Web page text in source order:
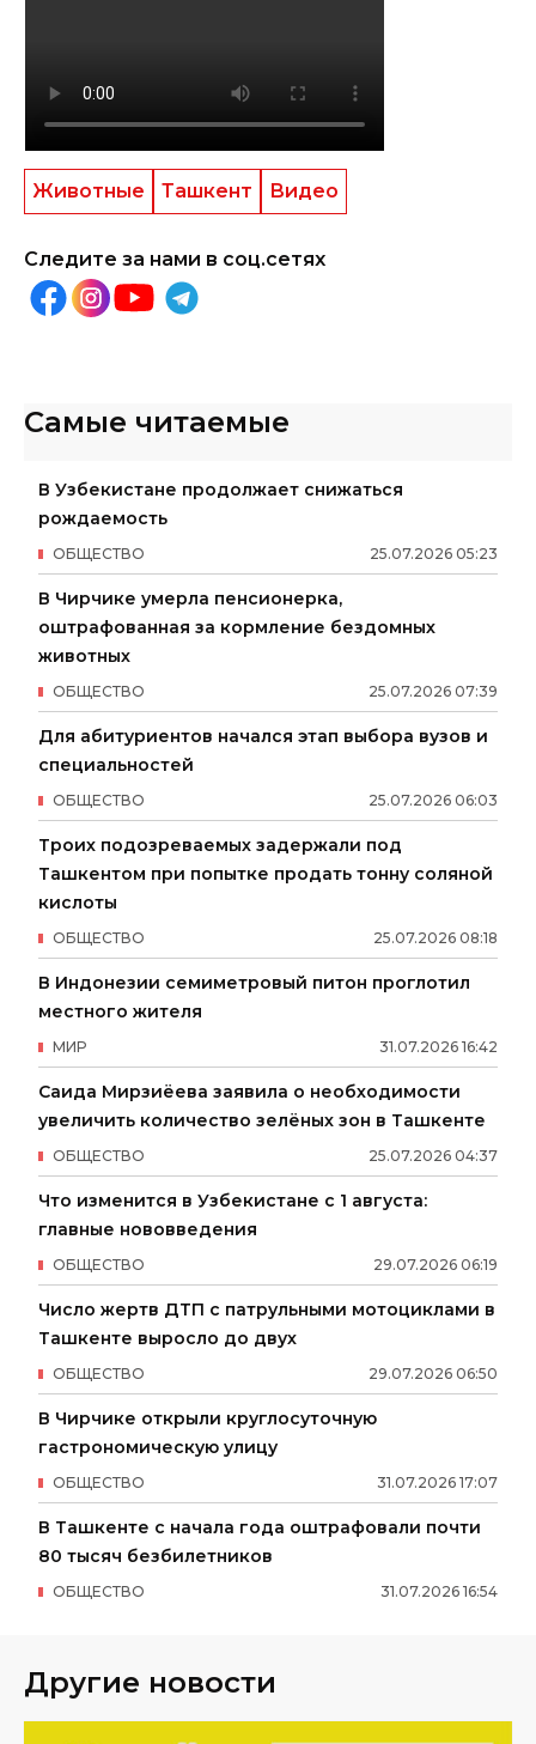
Животные Ташкент Видео
Следите за нами в соц.сетях
Самые читаемые
В Узбекистане продолжает снижаться
рождаемость
25.07.2026 05:23
ОБЩЕСТВО
В Чирчике умерла пенсионерка,
оштрафованная за кормление бездомных
животных
25.07.2026 07:39
ОБЩЕСТВО
Для абитуриентов начался этап выбора вузов и
специальностей
25.07.2026 06:03
ОБЩЕСТВО
Троих подозреваемых задержали под
Ташкентом при попытке продать тонну соляной
кислоты
25.07.2026 08:18
ОБЩЕСТВО
В Индонезии семиметровый питон проглотил
местного жителя
31.07.2026 16:42
МИР
Саида Мирзиёева заявила о необходимости
увеличить количество зелёных зон в Ташкенте
25.07.2026 04:37
ОБЩЕСТВО
Что изменится в Узбекистане с 1 августа:
главные нововведения
29.07.2026 06:19
ОБЩЕСТВО
Число жертв ДТП с патрульными мотоциклами в
Ташкенте выросло до двух
29.07.2026 06:50
ОБЩЕСТВО
В Чирчике открыли круглосуточную
гастрономическую улицу
31.07.2026 17:07
ОБЩЕСТВО
В Ташкенте с начала года оштрафовали почти
80 тысяч безбилетников
31.07.2026 16:54
ОБЩЕСТВО
Другие новости